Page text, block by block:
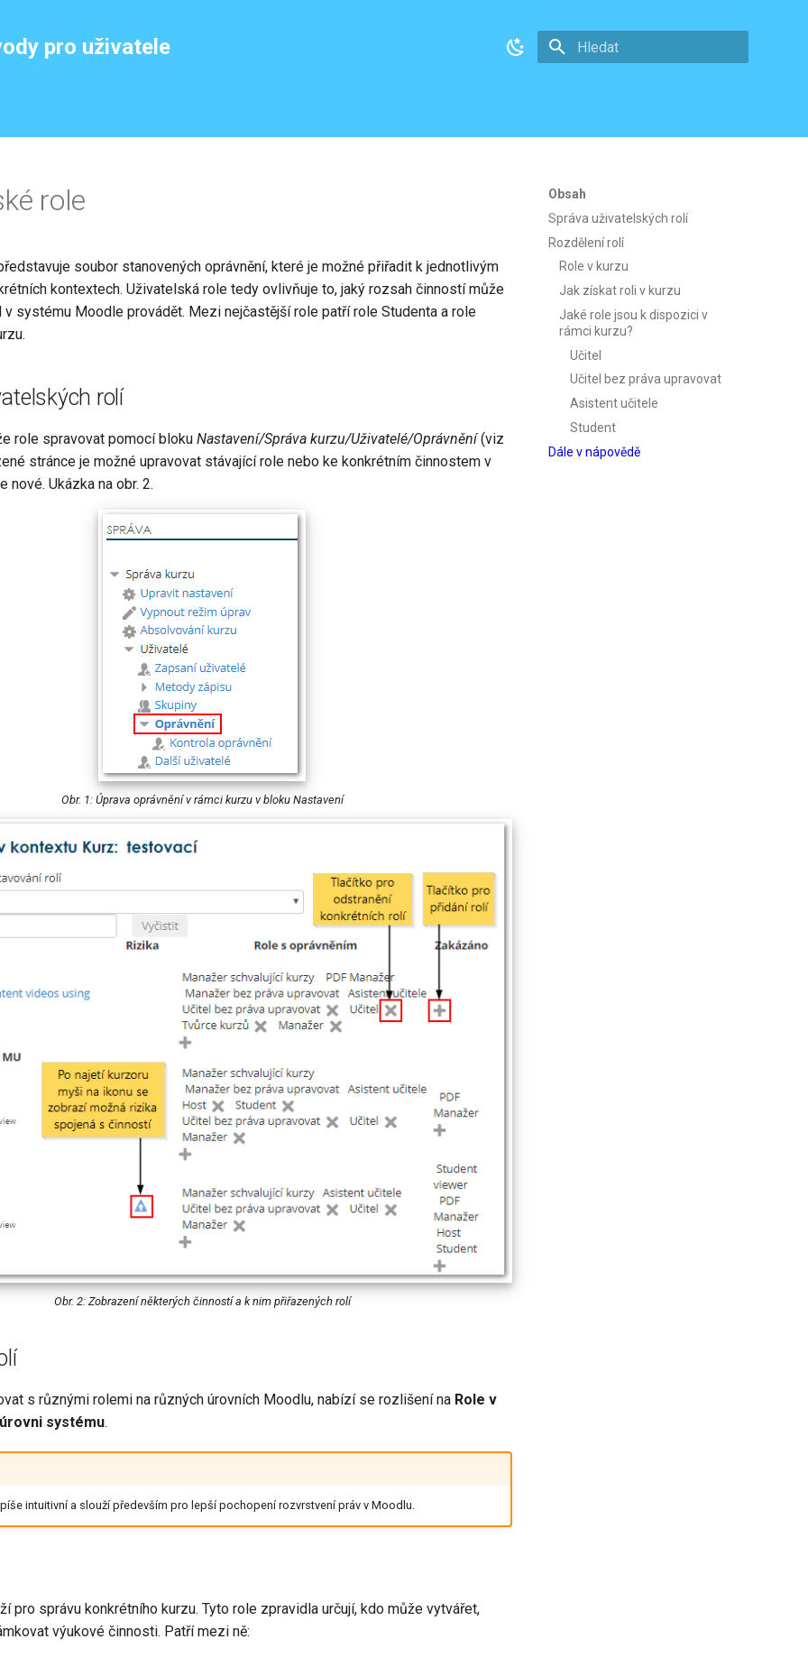
pro uživatele
Obsah
Správa uživatelských rolí
Rozdělení rolí
Role v kurzu
Jak získat roli v kurzu
Jaké role jsou k dispozici v
rámci kurzu?
Učitel
Učitel bez práva upravovat
Asistent učitele
Student
Dále v nápovědě
role
soubor stanovených oprávnění, které je možné přiřadit k jednotlivým
kontextech. Uživatelská role tedy ovlivňuje to, jaký rozsah činností může
v systému Moodle provádět. Mezi nejčastější role patří role Studenta a role
rolí
role spravovat pomocí bloku Nastavení/Správa kurzu/Uživatelé/Oprávnění(viz
stránce je možné upravovat stávající role nebo ke konkrétním činnostem v
nové. Ukázka na obr. 2.
Obr. 1: Úprava oprávnění v rámci kurzu v bloku Nastavení
Obr. 2: Zobrazení některých činností a k nim přiřazených rolí
s různými rolemi na různých úrovních Moodlu, nabízí se rozlišení na Role v
systému.
intuitivní a slouží především pro lepší pochopení rozvrstvení práv v Moodlu.
pro správu konkrétního kurzu. Tyto role zpravidla určují, kdo může vytvářet,
výukové činnosti. Patří mezi ně: